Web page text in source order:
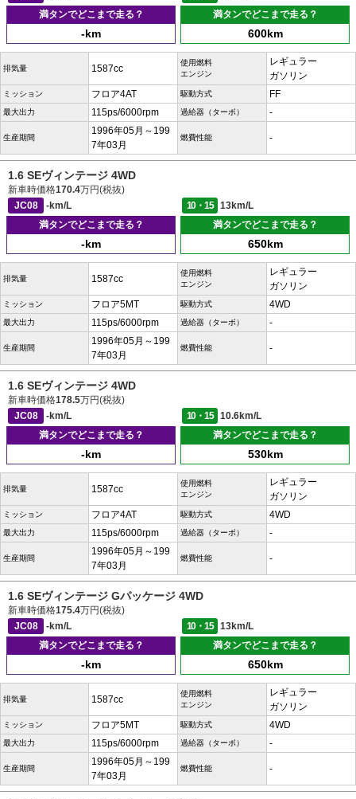
満タンでどこまで走る？
-km
満タンでどこまで走る？
600km
排気量 1587cc
使用燃料
エンジン
レギュラー
ガソリン
ミッション フロア4AT 駆動方式 FF
最大出力 115ps/6000rpm 過給器（ターボ） -
生産期間
1996年05月～199
7年03月
燃費性能 -
1.6 SEヴィンテージ 4WD
新車時価格170.4万円(税抜)
JC08
-km/L 10・15
13km/L
満タンでどこまで走る？
-km
満タンでどこまで走る？
650km
排気量 1587cc
使用燃料
エンジン
レギュラー
ガソリン
ミッション フロア5MT 駆動方式 4WD
最大出力 115ps/6000rpm 過給器（ターボ） -
生産期間
1996年05月～199
7年03月
燃費性能 -
1.6 SEヴィンテージ 4WD
新車時価格178.5万円(税抜)
JC08
-km/L 10・15
10.6km/L
満タンでどこまで走る？
-km
満タンでどこまで走る？
530km
排気量 1587cc
使用燃料
エンジン
レギュラー
ガソリン
ミッション フロア4AT 駆動方式 4WD
最大出力 115ps/6000rpm 過給器（ターボ） -
生産期間
1996年05月～199
7年03月
燃費性能 -
1.6 SEヴィンテージ Gパッケージ 4WD
新車時価格175.4万円(税抜)
JC08
-km/L 10・15
13km/L
満タンでどこまで走る？
-km
満タンでどこまで走る？
650km
排気量 1587cc
使用燃料
エンジン
レギュラー
ガソリン
ミッション フロア5MT 駆動方式 4WD
最大出力 115ps/6000rpm 過給器（ターボ） -
生産期間
1996年05月～199
7年03月
燃費性能 -